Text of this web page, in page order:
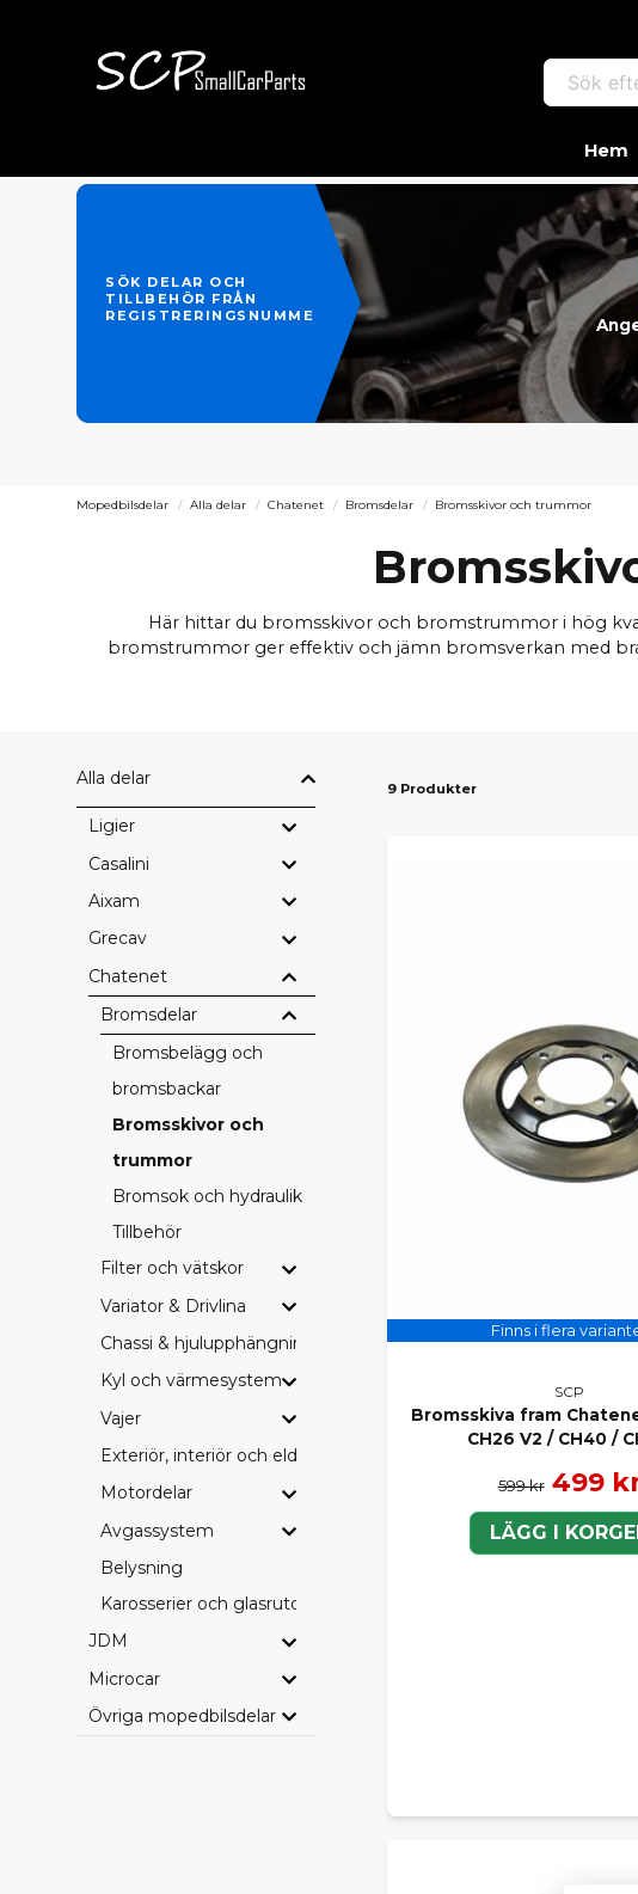
Sök efter
Hem
SÖK DELAR OCH
TILLBEHÖR FRÅN
REGISTRERINGSNUMMER
Mopedbilsdelar Alla delar Chatenet Bromsdelar Bromsskivor och trummor
Här hittar du bromsskivor och bromstrummor i hög
bromstrummor ger effektiv och jämn bromsverkan med
Alla delar
Ligier
Casalini
Aixam
Grecav
Chatenet
Bromsdelar
Bromsbelägg och
bromsbackar
Bromsskivor och
trummor
Bromsok och hydraulik
Tillbehör
Filter och vätskor
Variator & Drivlina
Chassi & hjulupphängning
Kyl och värmesystem
Vajer
Exteriör, interiör och eldetaljer
Motordelar
Avgassystem
Belysning
Karosserier och glasrutor
JDM
Microcar
Övriga mopedbilsdelar
9 Produkter
Finns i flera
SCP
Bromsskiva fram
CH26 V2 / CH40 /
599 kr 499
LÄGG I